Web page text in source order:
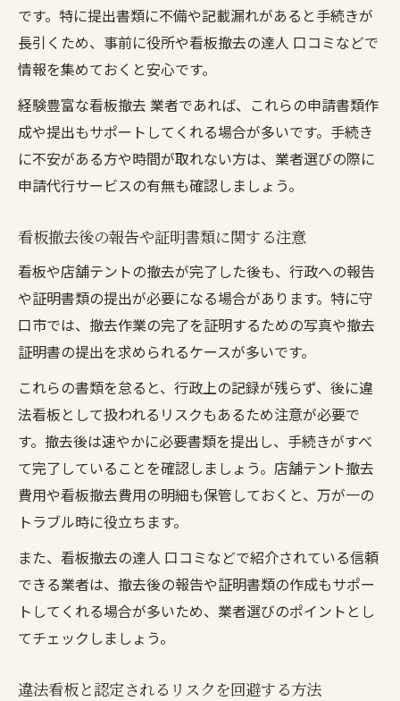
です。特に提出書類に不備や記載漏れがあると手続きが
長引くため、事前に役所や看板撤去の達人 口コミなどで
情報を集めておくと安心です。
経験豊富な看板撤去 業者であれば、これらの申請書類作
成や提出もサポートしてくれる場合が多いです。手続き
に不安がある方や時間が取れない方は、業者選びの際に
申請代行サービスの有無も確認しましょう。
看板撤去後の報告や証明書類に関する注意
看板や店舗テントの撤去が完了した後も、行政への報告
や証明書類の提出が必要になる場合があります。特に守
口市では、撤去作業の完了を証明するための写真や撤去
証明書の提出を求められるケースが多いです。
これらの書類を怠ると、行政上の記録が残らず、後に違
法看板として扱われるリスクもあるため注意が必要で
す。撤去後は速やかに必要書類を提出し、手続きがすべ
て完了していることを確認しましょう。店舗テント撤去
費用や看板撤去費用の明細も保管しておくと、万が一の
トラブル時に役立ちます。
また、看板撤去の達人 口コミなどで紹介されている信頼
できる業者は、撤去後の報告や証明書類の作成もサポー
トしてくれる場合が多いため、業者選びのポイントとし
てチェックしましょう。
違法看板と認定されるリスクを回避する方法